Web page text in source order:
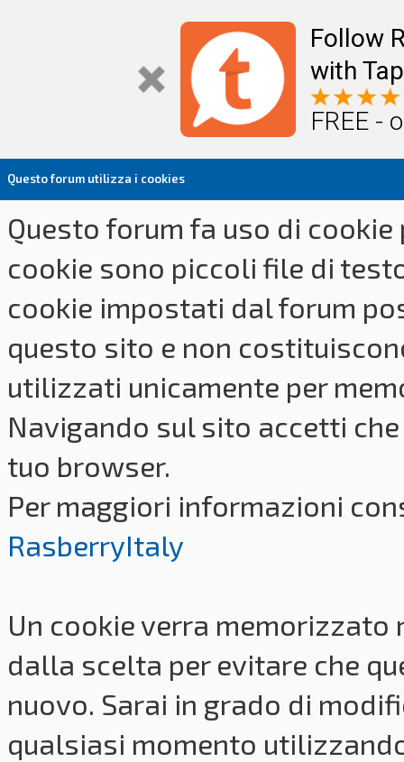
Follow
with
FREE -
Questo forum utilizza i cookies
Questo forum fa uso di
cookie sono piccoli file di
cookie impostati dal forum
questo sito e non
utilizzati unicamente per
Navigando sul sito accetti
tuo browser.
Per maggiori informazioni
RasberryItaly
Un cookie verra
dalla scelta per evitare che
nuovo. Sarai in grado di
qualsiasi momento